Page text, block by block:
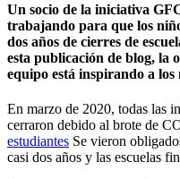
Un socio de la iniciativa
trabajando para que los
dos años de cierres de
esta publicación de blog, la
equipo está inspirando a
En marzo de 2020, todas las
cerraron debido al brote de
estudiantes Se vieron
casi dos años y las escuelas